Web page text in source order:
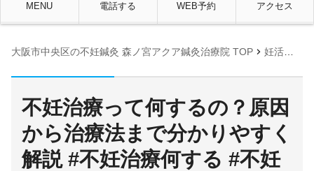
MENU 電話する WEB予約 アクセス
大阪市中央区の不妊鍼灸 森ノ宮アクア鍼灸治療院 TOP chevron_right 妊活お役立ち情報ページ
不妊治療って何するの？原因
から治療法まで分かりやすく
解説 #不妊治療何する #不妊